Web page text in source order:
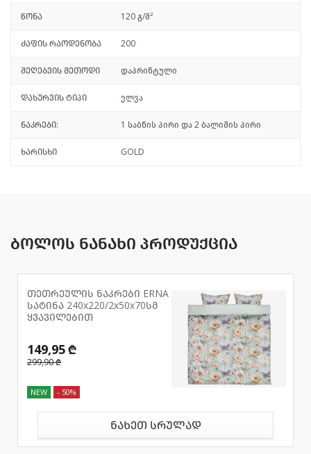
წონა 120 გ/მ²
ძაფის რაოდენობა 200
შეღებვის მეთოდი დაპრინტული
დახურვის ტიპი ელვა
ნაკრები: 1 საბნის პირი და 2 ბალიშის პირი
ხარისხი GOLD
ბოლოს ნანახი პროდუქცია
თეთრეულის ნაკრები ERNA
სატინა 240x220/2x50x70სმ
ყვავილებით
149,95 ₾
299,90 ₾
NEW - 50%
ნახეთ სრულად